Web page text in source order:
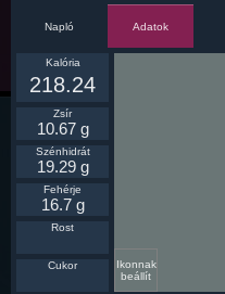
Napló Adatok
Ikonnak
beállít
Kalória
218.24
Zsír
10.67 g
Szénhidrát
19.29 g
Fehérje
16.7 g
Rost
Cukor